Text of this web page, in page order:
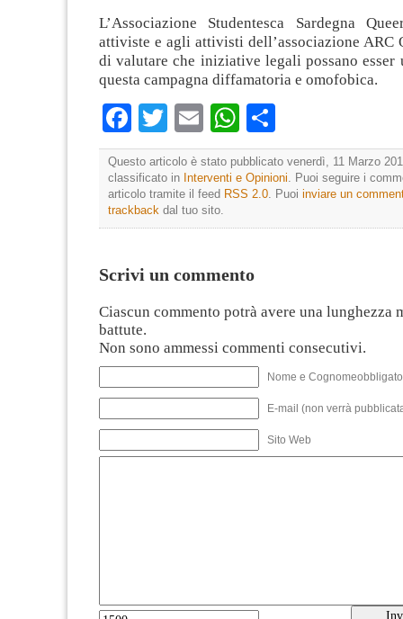
L’Associazione Studentesca Sardegna
attiviste e agli attivisti dell’associazione ARC
di valutare che iniziative legali possano esser
questa campagna diffamatoria e omofobica.
Facebook
TwitterEmailWhatsApp
Questo articolo è stato pubblicato venerdì, 11 Marzo
classificato in Interventi e Opinioni . Puoi seguire i
articolo tramite il feed RSS 2.0 . Puoi inviare un
trackback dal tuo sito.
Scrivi un commento
Ciascun commento potrà avere una lunghezza
battute.
Non sono ammessi commenti consecutivi.
Nome e
E-mail (non verrà
Sito Web